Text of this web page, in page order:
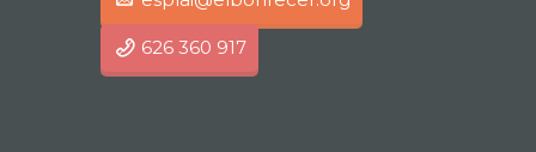
626 360 917